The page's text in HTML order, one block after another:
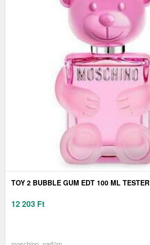
TOY 2 BUBBLE GUM EDT 100 ML TESTER
12 203 Ft